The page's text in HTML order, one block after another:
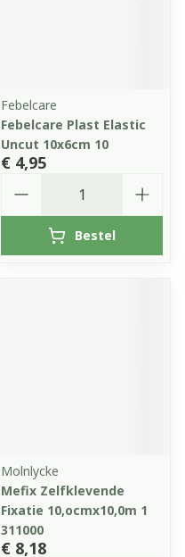
Febelcare
Febelcare Plast Elastic
Uncut 10x6cm 10
€ 4,95
Bestel
Molnlycke
Mefix Zelfklevende
Fixatie 10,ocmx10,0m 1
311000
€ 8,18